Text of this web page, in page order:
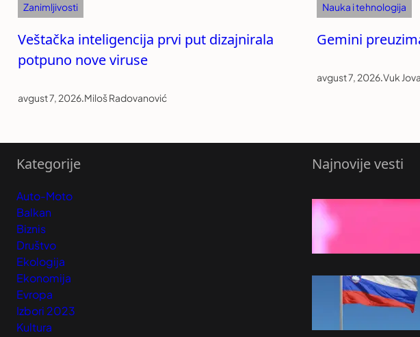
Zanimljivosti
Veštačka inteligencija prvi put dizajnirala
potpuno nove viruse
avgust 7, 2026.Miloš Radovanović
Nauka i tehnologija
Gemini
avgust 7, 2026.Vuk
Kategorije
Auto-Moto
Balkan
Biznis
Društvo
Ekologija
Ekonomija
Evropa
Izbori 2023
Kultura
Najnovije vesti